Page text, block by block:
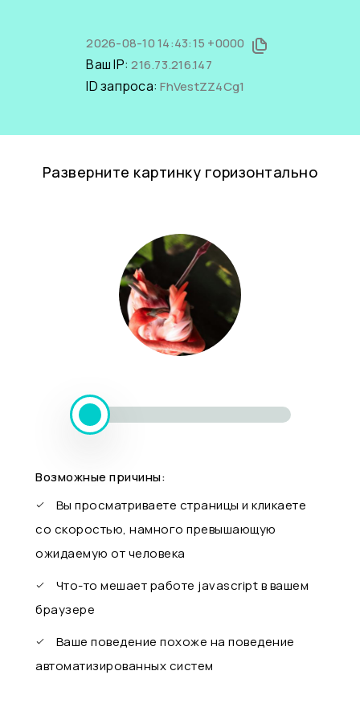
2026-08-10 14:43:15 +0000
Ваш IP:216.73.216.147
ID запроса:FhVestZZ4Cg1
Разверните картинку горизонтально
Возможные причины:
Вы просматриваете страницы и кликаете
со скоростью, намного превышающую
ожидаемую от человека
Что-то мешает работе javascript в вашем
браузере
Ваше поведение похоже на поведение
автоматизированных систем